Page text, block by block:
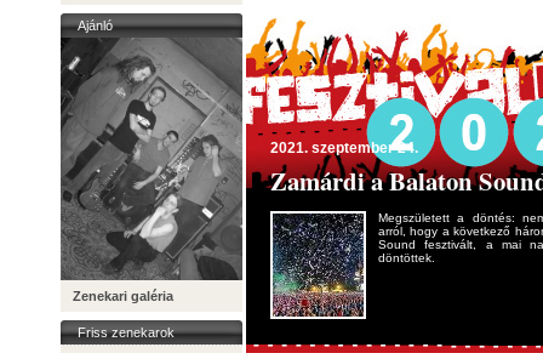
Ajánló
Zenekari galéria
Friss zenekarok
2021. szeptember 24.
Zamárdi a Balaton
Megszületett a döntés:
arról, hogy a következő
Sound fesztivált, a mai
döntöttek.